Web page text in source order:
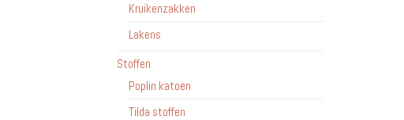
Kruikenzakken
Lakens
Stoffen
Poplin katoen
Tilda stoffen